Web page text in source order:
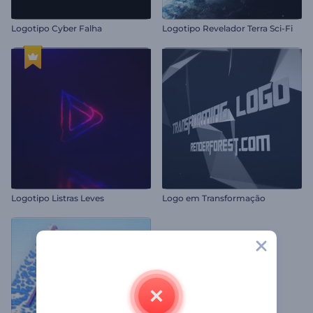
Logotipo Cyber Falha Logotipo Revelador Terra Sci-Fi
Logotipo Listras Leves Logo em Transformação